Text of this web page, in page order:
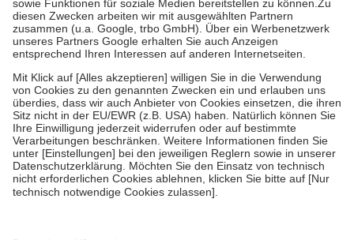
Kosten der Leistung zu entrichten.
Diese Regeln gelten grundsätzlich auch für Online-Apotheken.
Bei Heilmitteln und häuslicher Krankenpflege beträgt die
Zuzahlung zehn Prozent der Kosten sowie zehn Euro je
Verordnung.
Um das Engagement der Versicherten für ihre eigene Gesundheit zu
stärken und die besondere Stellung der Familie zu unterstützen,
fallenkeine Zuzahlungenan bei:
• Kindern und Jugendlichen bis zum vollendeten 18. Lebensjahr
mit Ausnahme der Fahrkosten
• Untersuchungen zur Vorsorge und Früherkennung, die von der
GKV getragen werden